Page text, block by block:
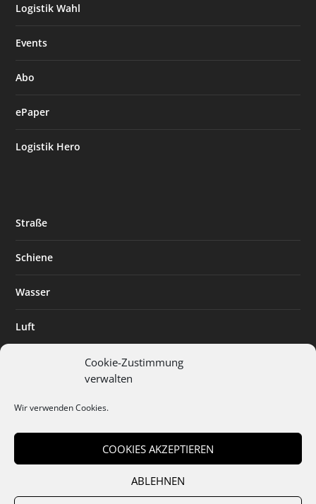
Cookie-Zustimmung
verwalten
Wir verwenden Cookies.
COOKIES AKZEPTIEREN
ABLEHNEN
Logistik Wahl
Events
Abo
ePaper
Logistik Hero
Straße
Schiene
Wasser
Luft
Digitalisierung